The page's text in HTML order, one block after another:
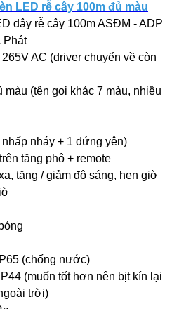
LED rễ cây 100m đủ màu
dây rễ cây 100m ASĐM - ADP
Phát
AC (driver chuyển về còn
màu (tên gọi khác 7 màu, nhiều
nháy + 1 đứng yên)
tăng phô + remote
tăng / giảm độ sáng, hẹn giờ
(chống nước)
(muốn tốt hơn nên bịt kín lại
trời)